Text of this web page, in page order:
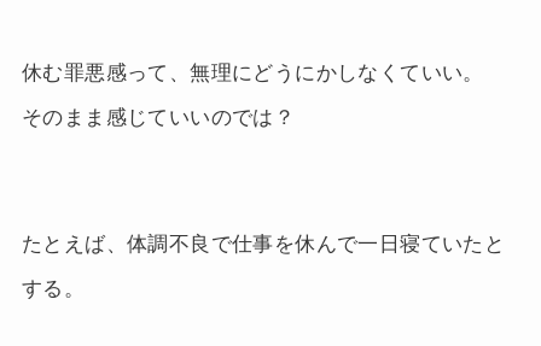
休む罪悪感って、無理にどうにかしなくていい。
そのまま感じていいのでは？
たとえば、体調不良で仕事を休んで一日寝ていたと
する。